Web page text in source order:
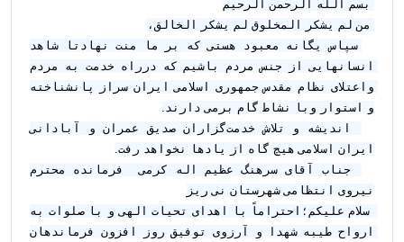
و استوار وبا نشاط گام برمی دارند.
اندیشه و تلاش خدمت‌گزاران صدیق عمران و آبادانی
ایران اسلامی هیچ گاه از یادها نخواهد رفت.
نیروی انتظامی شهرستان نى ريز